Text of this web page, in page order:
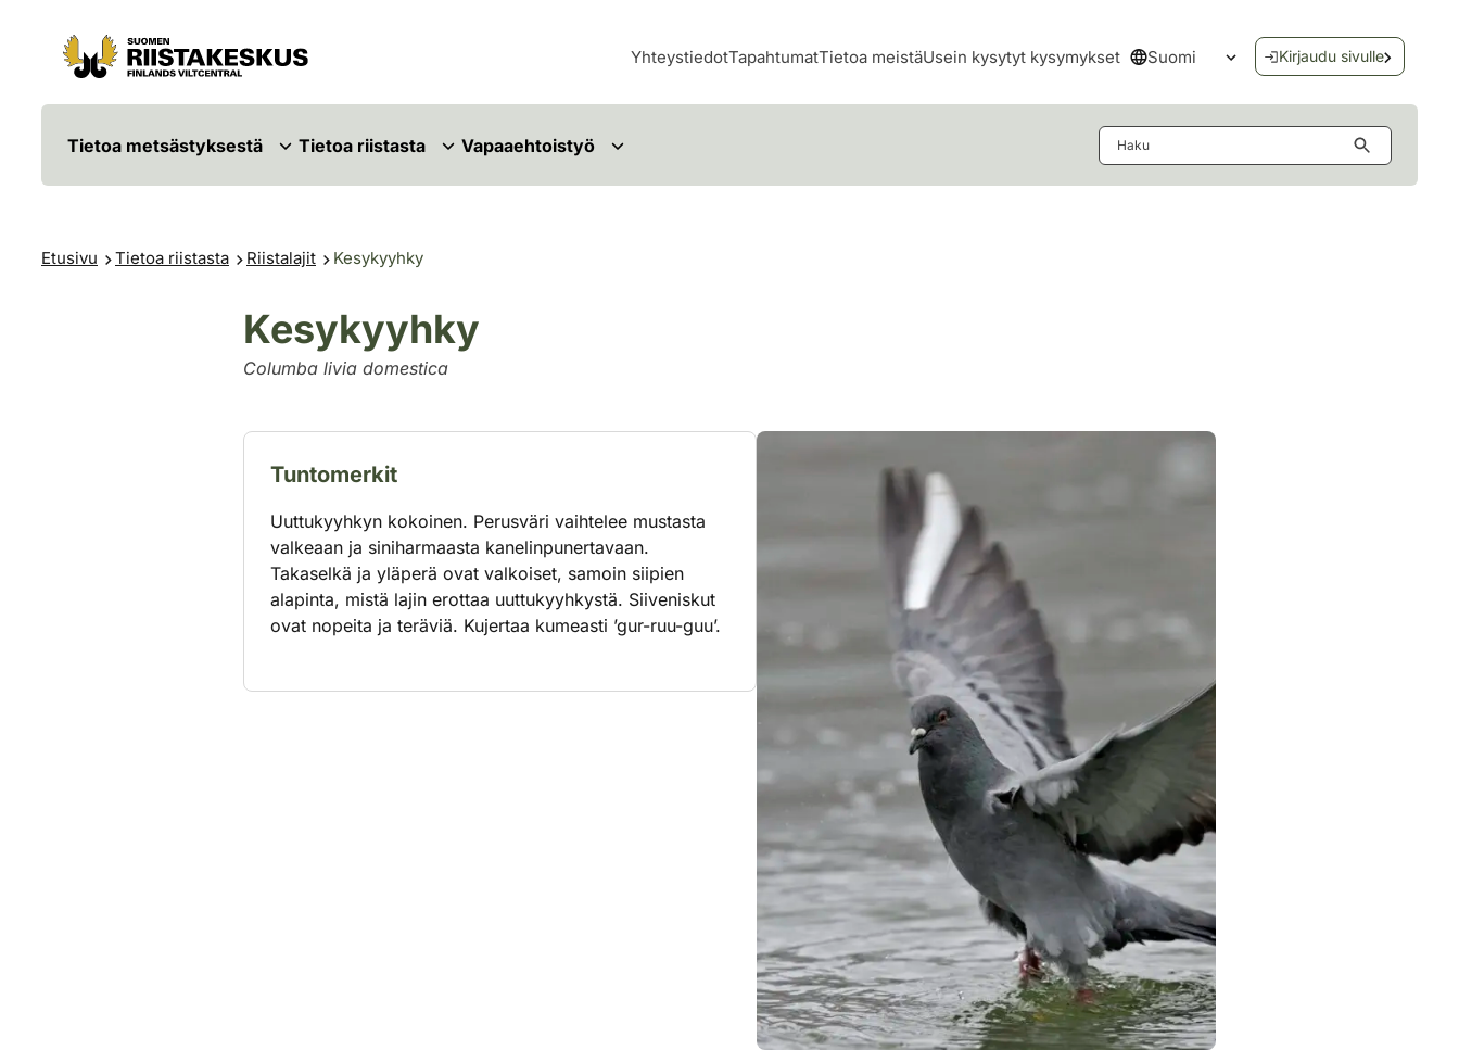
Siirry sisältöön
Siirry sivustokarttaan
YhteystiedotTapahtumatTietoa meistäUsein kysytyt kysymykset Suomi
Avaa kielivalikko
Kirjaudu sivulle
Tietoa metsästyksestä Tietoa riistasta Vapaaehtoistyö
Etusivu Tietoa riistasta Riistalajit Kesykyyhky
Kesykyyhky
Columba livia domestica
Tuntomerkit
Uuttukyyhkyn kokoinen. Perusväri vaihtelee mustasta
valkeaan ja siniharmaasta kanelinpunertavaan.
Takaselkä ja yläperä ovat valkoiset, samoin siipien
alapinta, mistä lajin erottaa uuttukyyhkystä. Siiveniskut
ovat nopeita ja teräviä. Kujertaa kumeasti ’gur-ruu-guu’.